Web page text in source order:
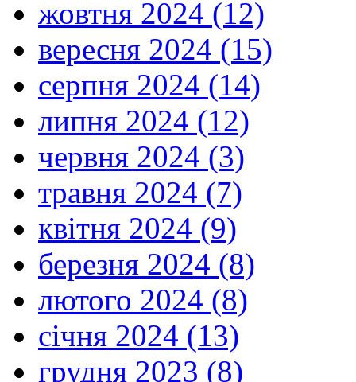
жовтня 2024 (12)
вересня 2024 (15)
серпня 2024 (14)
липня 2024 (12)
червня 2024 (3)
травня 2024 (7)
квітня 2024 (9)
березня 2024 (8)
лютого 2024 (8)
січня 2024 (13)
грудня 2023 (8)